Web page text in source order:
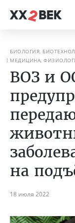
БИОЛОГИЯ,
МЕДИЦИНА,
ВОЗ и
на
18 июля 2022